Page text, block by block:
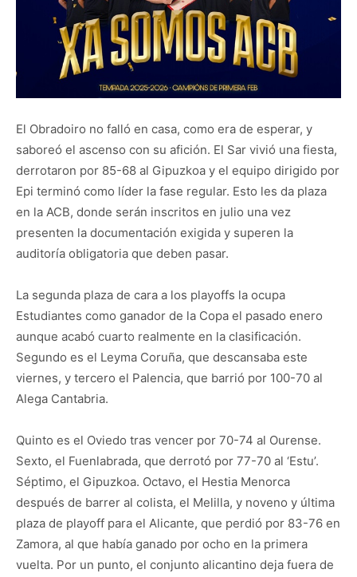
El Obradoiro no falló en casa, como era de esperar, y
saboreó el ascenso con su afición. El Sar vivió una fiesta,
derrotaron por 85-68 al Gipuzkoa y el equipo dirigido por
Epi terminó como líder la fase regular. Esto les da plaza
en la ACB, donde serán inscritos en julio una vez
presenten la documentación exigida y superen la
auditoría obligatoria que deben pasar.
La segunda plaza de cara a los playoffs la ocupa
Estudiantes como ganador de la Copa el pasado enero
aunque acabó cuarto realmente en la clasificación.
Segundo es el Leyma Coruña, que descansaba este
viernes, y tercero el Palencia, que barrió por 100-70 al
Alega Cantabria.
Quinto es el Oviedo tras vencer por 70-74 al Ourense.
Sexto, el Fuenlabrada, que derrotó por 77-70 al ‘Estu’.
Séptimo, el Gipuzkoa. Octavo, el Hestia Menorca
después de barrer al colista, el Melilla, y noveno y última
plaza de playoff para el Alicante, que perdió por 83-76 en
Zamora, al que había ganado por ocho en la primera
vuelta. Por un punto, el conjunto alicantino deja fuera de